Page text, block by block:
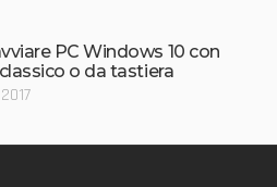
PC Windows 10 con
o da tastiera